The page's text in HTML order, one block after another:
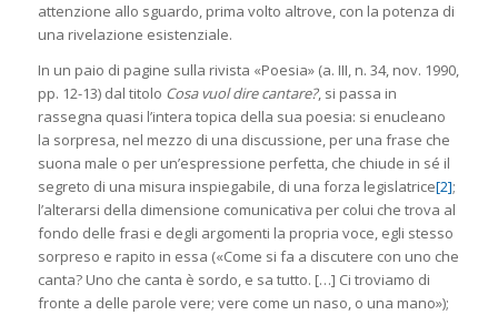
attenzione allo sguardo, prima volto altrove, con la potenza di
una rivelazione esistenziale.
In un paio di pagine sulla rivista «Poesia» (a. III, n. 34, nov. 1990,
pp. 12-13) dal titolo Cosa vuol dire cantare?, si passa in
rassegna quasi l’intera topica della sua poesia: si enucleano
la sorpresa, nel mezzo di una discussione, per una frase che
suona male o per un’espressione perfetta, che chiude in sé il
segreto di una misura inspiegabile, di una forza legislatrice[2];
l’alterarsi della dimensione comunicativa per colui che trova al
fondo delle frasi e degli argomenti la propria voce, egli stesso
sorpreso e rapito in essa («Come si fa a discutere con uno che
canta? Uno che canta è sordo, e sa tutto. […] Ci troviamo di
fronte a delle parole vere; vere come un naso, o una mano»);